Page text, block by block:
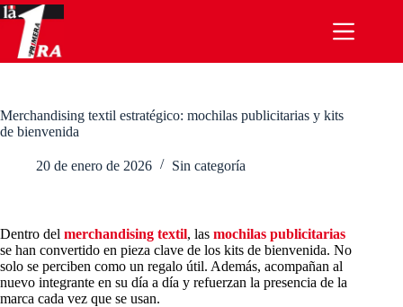
Saltar
al
contenido
Merchandising textil estratégico: mochilas publicitarias y kits
de bienvenida
20 de enero de 2026 Sin categoría
Dentro del merchandising textil, las mochilas publicitarias
se han convertido en pieza clave de los kits de bienvenida. No
solo se perciben como un regalo útil. Además, acompañan al
nuevo integrante en su día a día y refuerzan la presencia de la
marca cada vez que se usan.